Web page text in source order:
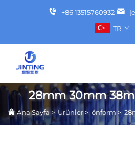
+86 13515760932
TR
28mm 30mm
Ana Sayfa> Ürünler>önform >